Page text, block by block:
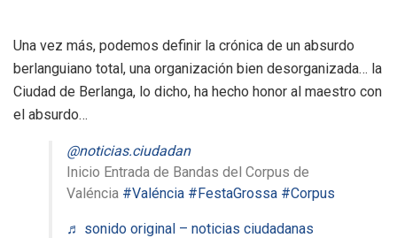
Una vez más, podemos definir la crónica de un absurdo
berlanguiano total, una organización bien desorganizada… la
Ciudad de Berlanga, lo dicho, ha hecho honor al maestro con
el absurdo…
@noticias.ciudadan
Inicio Entrada de Bandas del Corpus de
Valéncia #Valéncia #FestaGrossa #Corpus
♬ sonido original – noticias ciudadanas